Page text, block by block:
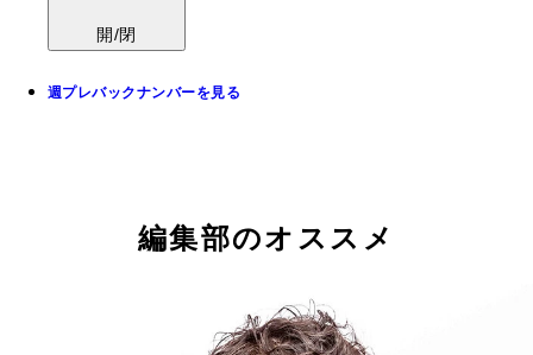
開/閉
週プレバックナンバーを見る
編集部のオススメ